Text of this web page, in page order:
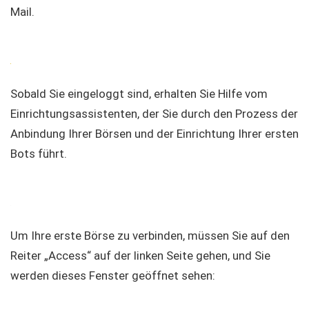
Mail.
Sobald Sie eingeloggt sind, erhalten Sie Hilfe vom
Einrichtungsassistenten, der Sie durch den Prozess der
Anbindung Ihrer Börsen und der Einrichtung Ihrer ersten
Bots führt.
Um Ihre erste Börse zu verbinden, müssen Sie auf den
Reiter „Access“ auf der linken Seite gehen, und Sie
werden dieses Fenster geöffnet sehen: